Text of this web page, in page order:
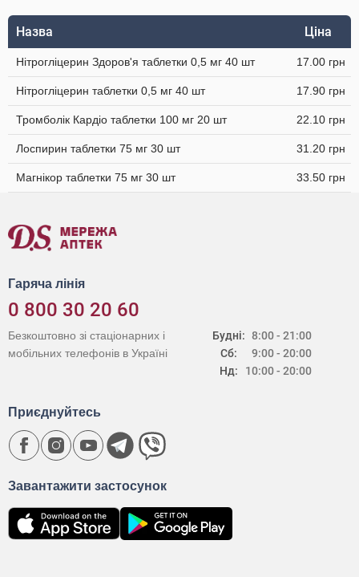
Назва Ціна
Нітрогліцерин Здоров'я таблетки 0,5 мг 40 шт 17.00 грн
Нітрогліцерин таблетки 0,5 мг 40 шт 17.90 грн
Тромболік Кардіо таблетки 100 мг 20 шт 22.10 грн
Лоспирин таблетки 75 мг 30 шт 31.20 грн
Магнікор таблетки 75 мг 30 шт 33.50 грн
Гаряча лінія
0 800 30 20 60
Будні:
Сб:
Нд:
8:00 - 21:00
9:00 - 20:00
10:00 - 20:00
Безкоштовно зі стаціонарних і
мобільних телефонів в Україні
Завантажити застосунок
Приєднуйтесь